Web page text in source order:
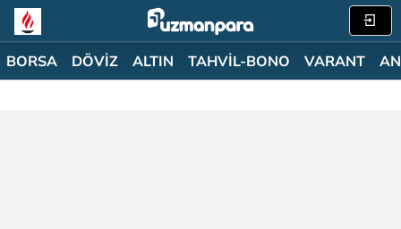
BORSA DÖVİZ ALTIN TAHVİL-BONO VARANT